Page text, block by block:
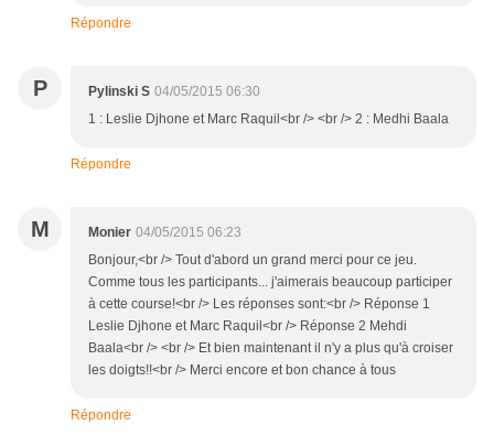
Répondre
P Pylinski S 04/05/2015 06:30
1 : Leslie Djhone et Marc Raquil<br /> <br /> 2 : Medhi Baala
Répondre
M Monier 04/05/2015 06:23
Bonjour,<br /> Tout d'abord un grand merci pour ce jeu.
Comme tous les participants... j'aimerais beaucoup participer
à cette course!<br /> Les réponses sont:<br /> Réponse 1
Leslie Djhone et Marc Raquil<br /> Réponse 2 Mehdi
Baala<br /> <br /> Et bien maintenant il n'y a plus qu'à croiser
les doigts!!<br /> Merci encore et bon chance à tous
Répondre